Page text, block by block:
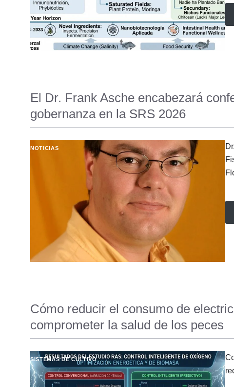
El Dr. Frank Asche encabezará
gobernanza en la SRS 2026
NOTICIAS
Cómo reducir el consumo de
comprometer la salud de los peces
SISTEMAS DE CULTIVO